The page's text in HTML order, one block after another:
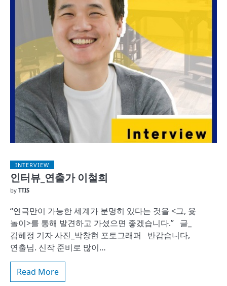
INTERVIEW
인터뷰_연출가 이철희
by TTIS
“연극만이 가능한 세계가 분명히 있다는 것을 <그, 윷
놀이>를 통해 발견하고 가셨으면 좋겠습니다.” 글_
김혜정 기자 사진_박창현 포토그래퍼 반갑습니다,
연출님. 신작 준비로 많이…
Read More